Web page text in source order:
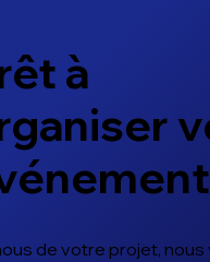
à
de votre projet, nous